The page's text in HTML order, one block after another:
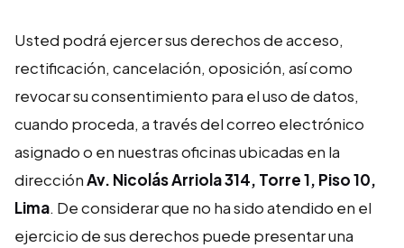
Usted podrá ejercer sus derechos de acceso,
rectificación, cancelación, oposición, así como
revocar su consentimiento para el uso de datos,
cuando proceda, a través del correo electrónico
asignado o en nuestras oficinas ubicadas en la
direcciónAv. Nicolás Arriola 314, Torre 1, Piso 10,
Lima. De considerar que no ha sido atendido en el
ejercicio de sus derechos puede presentar una